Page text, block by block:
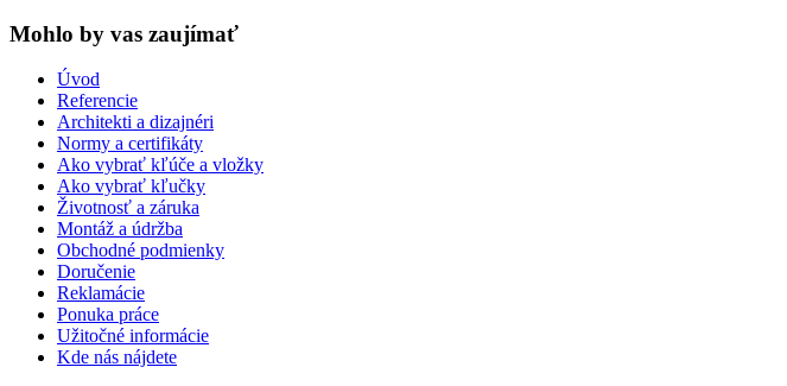
Mohlo by vas zaujímať
Úvod
Referencie
Architekti a dizajnéri
Normy a certifikáty
Ako vybrať kľúče a vložky
Ako vybrať kľučky
Životnosť a záruka
Montáž a údržba
Obchodné podmienky
Doručenie
Reklamácie
Ponuka práce
Užitočné informácie
Kde nás nájdete